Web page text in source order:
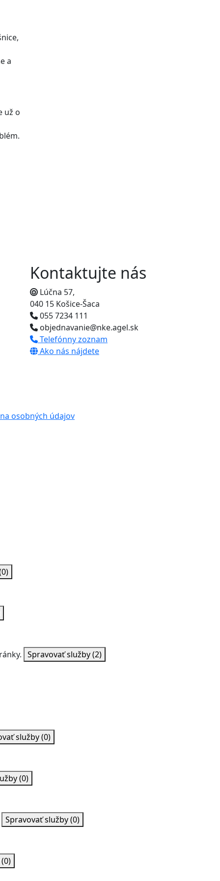
a
už o
Kontaktujte nás
Lúčna 57,
040 15 Košice-Šaca
055 7234 111
objednavanie@nke.agel.sk
Telefónny zoznam
Ako nás nájdete
osobných údajov
Spravovať služby(2)
služby(0)
(0)
Spravovať služby(0)
(0)